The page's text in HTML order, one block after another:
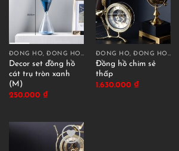
ĐỒNG HỒ, ĐỒNG HỒ CÁT DECOR
Decor set đồng hồ
cát trụ tròn xanh
(M)
250.000 ₫
ĐỒNG HỒ, ĐỒNG HỒ CÁT DECOR
Đồng hồ chim sẻ
thấp
1.630.000 ₫